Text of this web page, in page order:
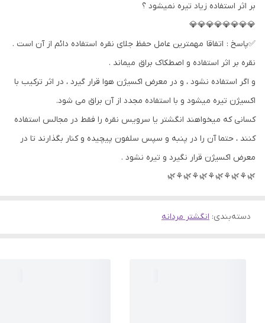
بر اثر استفاده زیاد تیره نمیشود ؟
💎💎💎💎💎💎💎💎
✅پاسخ : اتفاقا مهمترین عامل حفظ جلای نقره استفاده دائم از آن است .
نقره بر اثر استفاده و اصطکاک براق میماند .
و اگر استفاده نشود ، و در معرض اکسیژن هوا قرار گیرد ، در اثر ترکیب با
اکسیژن تیره میشود و با استفاده مجدد از آن براق می شود.
کسانی که میخواهند انگشتر یا سرویس نقره را فقط در مجالس استفاده
کنند ، حتما آن را در پنبه و سپس سلفون پیچیده و کنار بگذارند تا در
معرض اکسیژن قرار نگیرد و تیره نشود .
🌿⚘🌿⚘🌿⚘🌿⚘🌿⚘🌿
دسته‌بندی: انگشتر مردانه